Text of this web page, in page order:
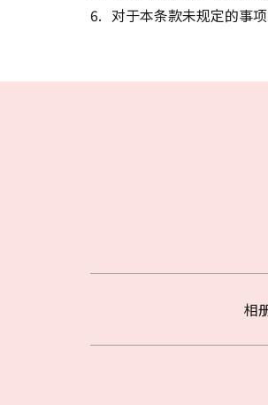
对于本条款未规定的事
相